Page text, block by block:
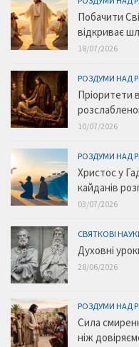
Побачити
відкриває
18/07/2026
РОЗДУМИ НАД
Пріоритети
10/07/2026
РОЗДУМИ НАД
Христос у
кайданів
03/07/2026
СВЯТКОВІ
Духовні
28/06/2026
РОЗДУМИ НАД
Сила
ніж